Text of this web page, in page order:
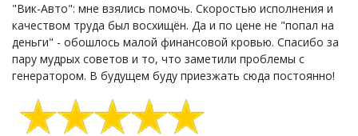
"Вик-Авто": мне взялись помочь. Скоростью исполнения и
качеством труда был восхищён. Да и по цене не "попал на
деньги" - обошлось малой финансовой кровью. Спасибо за
пару мудрых советов и то, что заметили проблемы с
генератором. В будущем буду приезжать сюда постоянно!